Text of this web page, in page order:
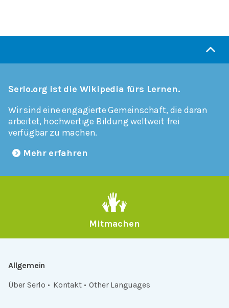
Serlo.org ist die Wikipedia fürs Lernen.
Wir sind eine engagierte Gemeinschaft, die daran
arbeitet, hochwertige Bildung weltweit frei
verfügbar zu machen.
Mehr erfahren
Mitmachen
Allgemein
Über Serlo
Kontakt Other Languages